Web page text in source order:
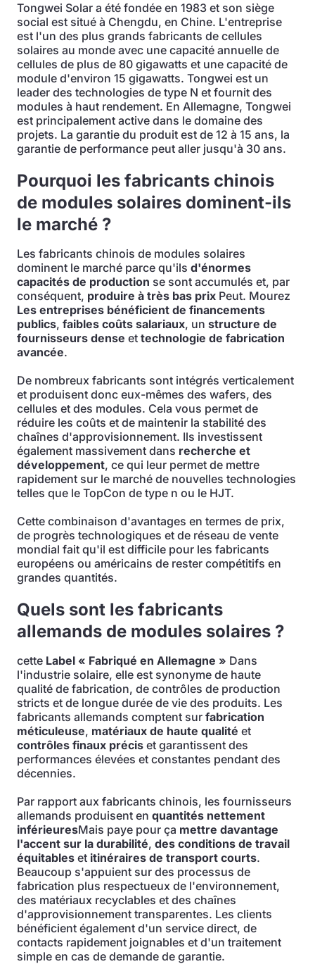
Tongwei Solar a été fondée en 1983 et son siège
social est situé à Chengdu, en Chine. L'entreprise
est l'un des plus grands fabricants de cellules
solaires au monde avec une capacité annuelle de
cellules de plus de 80 gigawatts et une capacité de
module d'environ 15 gigawatts. Tongwei est un
leader des technologies de type N et fournit des
modules à haut rendement. En Allemagne, Tongwei
est principalement active dans le domaine des
projets. La garantie du produit est de 12 à 15 ans, la
garantie de performance peut aller jusqu'à 30 ans.
Pourquoi les fabricants chinois
de modules solaires dominent-ils
le marché ?
Les fabricants chinois de modules solaires
dominent le marché parce qu'ils d'énormes
capacités de production se sont accumulés et, par
conséquent, produire à très bas prix Peut. Mourez
Les entreprises bénéficient de financements
publics, faibles coûts salariaux, un structure de
fournisseurs dense et technologie de fabrication
avancée.
De nombreux fabricants sont intégrés verticalement
et produisent donc eux-mêmes des wafers, des
cellules et des modules. Cela vous permet de
réduire les coûts et de maintenir la stabilité des
chaînes d'approvisionnement. Ils investissent
également massivement dans recherche et
développement, ce qui leur permet de mettre
rapidement sur le marché de nouvelles technologies
telles que le TopCon de type n ou le HJT.
Cette combinaison d'avantages en termes de prix,
de progrès technologiques et de réseau de vente
mondial fait qu'il est difficile pour les fabricants
européens ou américains de rester compétitifs en
grandes quantités.
Quels sont les fabricants
allemands de modules solaires ?
cette Label « Fabriqué en Allemagne » Dans
l'industrie solaire, elle est synonyme de haute
qualité de fabrication, de contrôles de production
stricts et de longue durée de vie des produits. Les
fabricants allemands comptent sur fabrication
méticuleuse, matériaux de haute qualité et
contrôles finaux précis et garantissent des
performances élevées et constantes pendant des
décennies.
Par rapport aux fabricants chinois, les fournisseurs
allemands produisent en quantités nettement
inférieuresMais paye pour ça mettre davantage
l'accent sur la durabilité, des conditions de travail
équitables et itinéraires de transport courts.
Beaucoup s'appuient sur des processus de
fabrication plus respectueux de l'environnement,
des matériaux recyclables et des chaînes
d'approvisionnement transparentes. Les clients
bénéficient également d'un service direct, de
contacts rapidement joignables et d'un traitement
simple en cas de demande de garantie.